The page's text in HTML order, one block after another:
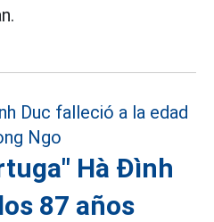
Hà Đình
87 años